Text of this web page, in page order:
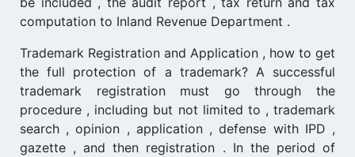
computation to Inland Revenue Department .
Trademark Registration and Application , how to get
the full protection of a trademark? A successful
trademark registration must go through the
procedure , including but not limited to , trademark
search , opinion , application , defense with IPD ,
gazette , and then registration . In the period of